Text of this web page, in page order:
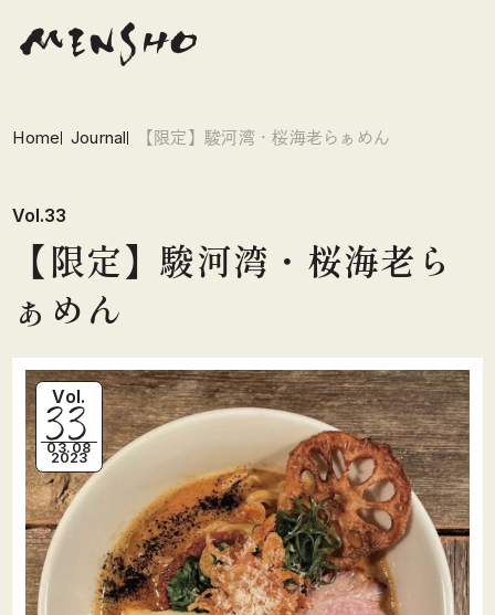
Home Journal 【限定】駿河湾・桜海老らぁめん
Vol.
33
03.08
2023
Vol.33
【限定】駿河湾・桜海老ら
ぁめん